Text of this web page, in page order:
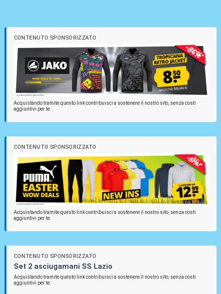
CONTENUTO SPONSORIZZATO
Acquistando tramite questo link contribuisci a sostenere il nostro sito, senza costi
aggiuntivi per te.
CONTENUTO SPONSORIZZATO
Acquistando tramite questo link contribuisci a sostenere il nostro sito, senza costi
aggiuntivi per te.
CONTENUTO SPONSORIZZATO
Set 2 asciugamani SS Lazio
Acquistando tramite questo link contribuisci a sostenere il nostro sito, senza costi
aggiuntivi per te.